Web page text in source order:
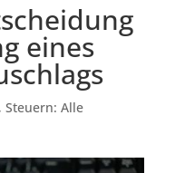
eines
, Steuern: Alle